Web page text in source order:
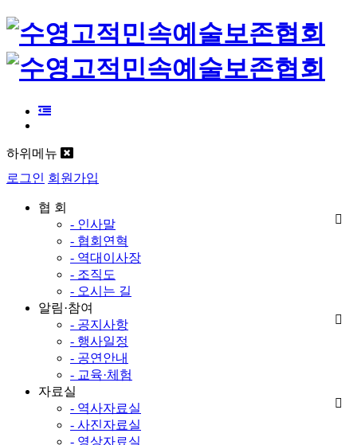
하위메뉴
로그인 회원가입
협 회
- 인사말
- 협회연혁
- 역대이사장
- 조직도
- 오시는 길
알림·참여
- 공지사항
- 행사일정
- 공연안내
- 교육·체험
자료실
- 역사자료실
- 사진자료실
- 영상자료실